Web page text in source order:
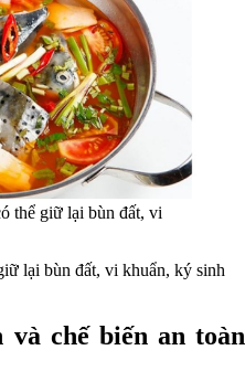
thể giữ lại bùn đất, vi
lại bùn đất, vi khuẩn, ký sinh
chế biến an toàn